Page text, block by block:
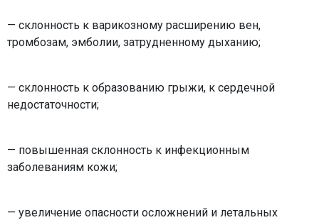
— склонность к варикозному расширению вен,
тромбозам, эмболии, затрудненному дыханию;
— склонность к образованию грыжи, к сердечной
недостаточности;
— повышенная склонность к инфекционным
заболеваниям кожи;
— увеличение опасности осложнений и летальных